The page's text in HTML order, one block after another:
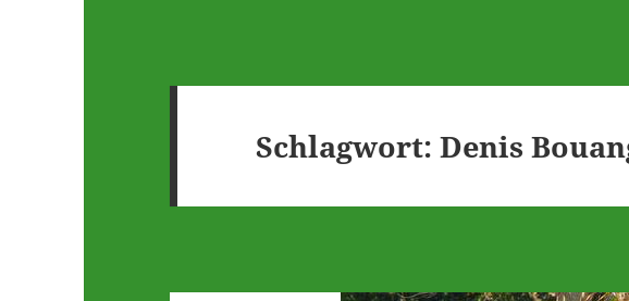
Schlagwort:Denis